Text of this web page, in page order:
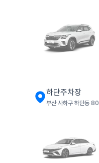
하단주차장
부산 사하구 하단동 80